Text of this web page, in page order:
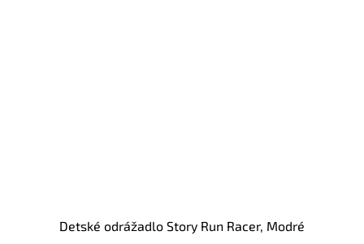
Detské odrážadlo Story Run Racer, Modré